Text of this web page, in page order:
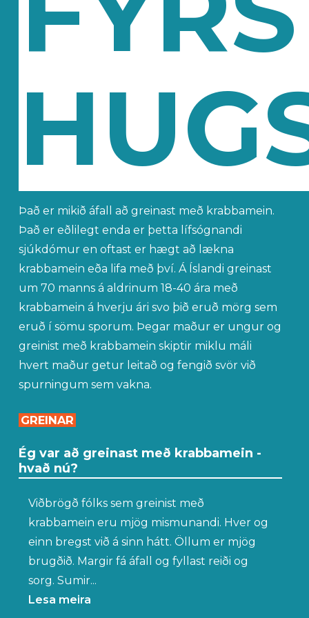
Það er mikið áfall að greinast með krabbamein.
Það er eðlilegt enda er þetta lífsógnandi
sjúkdómur en oftast er hægt að lækna
krabbamein eða lifa með því. Á Íslandi greinast
um 70 manns á aldrinum 18-40 ára með
krabbamein á hverju ári svo þið eruð mörg sem
eruð í sömu sporum. Þegar maður er ungur og
greinist með krabbamein skiptir miklu máli
hvert maður getur leitað og fengið svör við
spurningum sem vakna.
GREINAR
Ég var að greinast með krabbamein -
hvað nú?
Viðbrögð fólks sem greinist með
krabbamein eru mjög mismunandi. Hver og
einn bregst við á sinn hátt. Öllum er mjög
brugðið. Margir fá áfall og fyllast reiði og
sorg. Sumir...
Lesa meira